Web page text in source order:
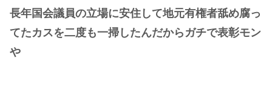
長年国会議員の立場に安住して地元有権者舐め腐っ
てたカスを二度も一掃したんだからガチで表彰モン
や